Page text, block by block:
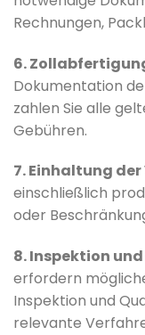
Rechnungen,
6.
Dokumentation
zahlen Sie alle
Gebühren.
7. Einhaltung
einschließlich
oder
8. Inspektion
erfordern
Inspektion und
relevante